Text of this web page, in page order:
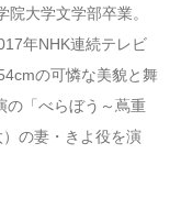
大学文学部卒業。
年NHK連続テレビ
の可憐な美貌と舞
の「べらぼう～蔦重
の妻・きよ役を演